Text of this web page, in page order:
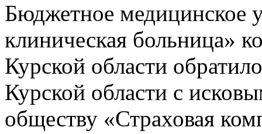
Бюджетное медицинское
клиническая больница»
Курской области
Курской области с
обществу «Страховая